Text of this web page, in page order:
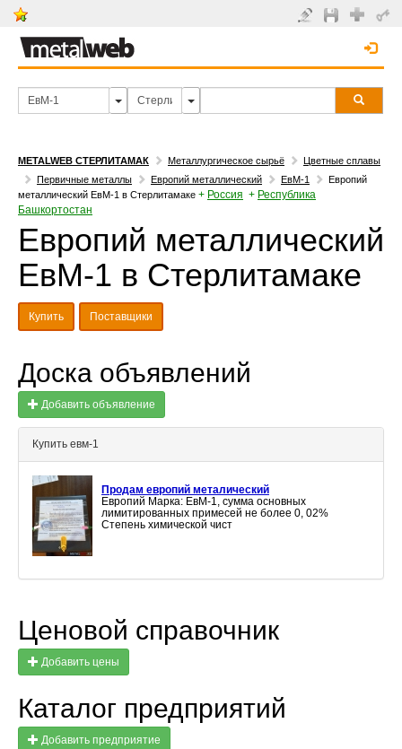
METALWEB СТЕРЛИТАМАК Металлургическое сырьё
Цветные сплавы
Первичные металлы
Европий металлический ЕвМ-1
Европий
металлический ЕвМ-1 в Стерлитамаке + Россия + Республика
Башкортостан
Европий металлический
ЕвМ-1 в Стерлитамаке
Купить Поставщики
Доска объявлений
Добавить объявление
Купить евм-1
Продам европий металический
Европий Марка: ЕвМ-1, сумма основных
лимитированных примесей не более 0, 02%
Степень химической чист
Ценовой справочник
Добавить цены
Каталог предприятий
Добавить предприятие